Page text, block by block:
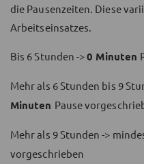
die Pausenzeiten. Diese
Arbeitseinsatzes.
Bis 6 Stunden ->0 Minuten
Mehr als 6 Stunden bis 9
Minuten Pause
Mehr als 9 Stunden ->
vorgeschrieben